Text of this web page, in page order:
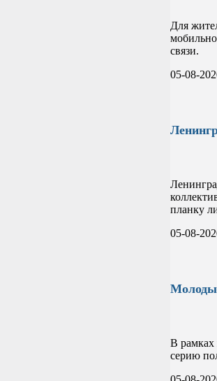
Для
связи.
05-08-
планку
05-08-
В рамках
серию